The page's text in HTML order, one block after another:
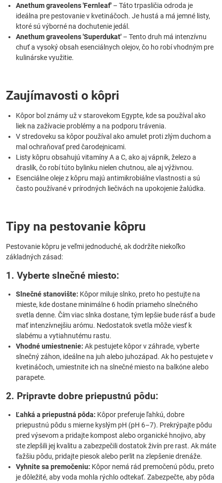
Anethum graveolens 'Fernleaf' – Táto trpasličia odroda je
ideálna pre pestovanie v kvetináčoch. Je hustá a má jemné listy,
ktoré sú výborné na dochutenie jedál.
Anethum graveolens 'Superdukat' – Tento druh má intenzívnu
chuť a vysoký obsah esenciálnych olejov, čo ho robí vhodným pre
kulinárske využitie.
Zaujímavosti o kôpri
Kôpor bol známy už v starovekom Egypte, kde sa používal ako
liek na zažívacie problémy a na podporu trávenia.
V stredoveku sa kôpor používal ako amulet proti zlým duchom a
mal ochraňovať pred čarodejnicami.
Listy kôpru obsahujú vitamíny A a C, ako aj vápnik, železo a
draslík, čo robí túto bylinku nielen chutnou, ale aj výživnou.
Esenciálne oleje z kôpru majú antimikrobiálne vlastnosti a sú
často používané v prírodných liečivách na upokojenie žalúdka.
Tipy na pestovanie kôpru
Pestovanie kôpru je veľmi jednoduché, ak dodržíte niekoľko
základných zásad:
1. Vyberte slnečné miesto:
Slnečné stanovište: Kôpor miluje slnko, preto ho pestujte na
mieste, kde dostane minimálne 6 hodín priameho slnečného
svetla denne. Čím viac slnka dostane, tým lepšie bude rásť a bude
mať intenzívnejšiu arómu. Nedostatok svetla môže viesť k
slabému a vytiahnutému rastu.
Vhodné umiestnenie: Ak pestujete kôpor v záhrade, vyberte
slnečný záhon, ideálne na juh alebo juhozápad. Ak ho pestujete v
kvetináčoch, umiestnite ich na slnečné miesto na balkóne alebo
parapete.
2. Pripravte dobre priepustnú pôdu:
Ľahká a priepustná pôda: Kôpor preferuje ľahkú, dobre
priepustnú pôdu s mierne kyslým pH (pH 6–7). Prekrýpajte pôdu
pred výsevom a pridajte kompost alebo organické hnojivo, aby
ste zlepšili jej kvalitu a zabezpečili dostatok živín pre rast. Ak máte
ťažšiu pôdu, pridajte piesok alebo perlit na zlepšenie drenáže.
Vyhnite sa premočeniu: Kôpor nemá rád premočenú pôdu, preto
je dôležité, aby voda mohla rýchlo odtekať. Zabezpečte, aby pôda